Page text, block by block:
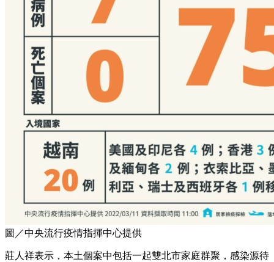
圖／中央流行疫情指揮中心提供
莊人祥表示，本土個案中包括一起雙北市家庭群聚，感染源待